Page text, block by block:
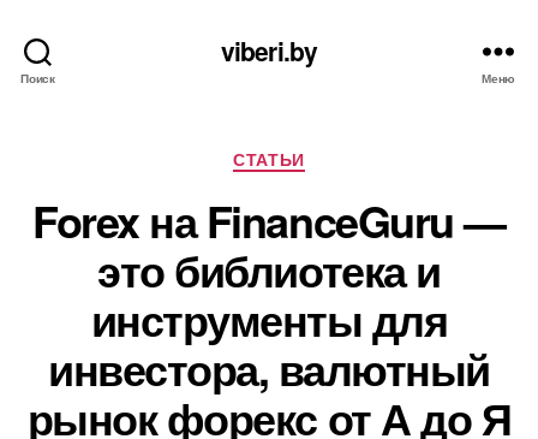
Поиск
viberi.by
Меню
Рубрики
СТАТЬИ
Forex на FinanceGuru —
это библиотека и
инструменты для
инвестора, валютный
рынок форекс от А до Я